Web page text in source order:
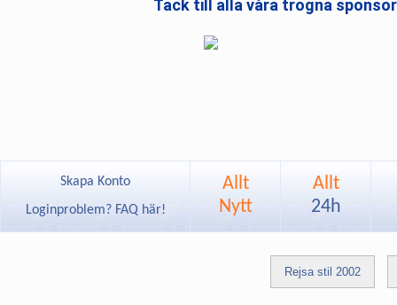
Tack till alla våra trogna
Skapa Konto
Loginproblem? FAQ här!
Allt
Nytt
Allt
24h
Rejsa stil 2002